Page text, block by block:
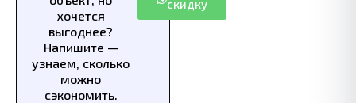
хочется
выгоднее?
Напишите —
узнаем, сколько
можно
сэкономить.
скидку